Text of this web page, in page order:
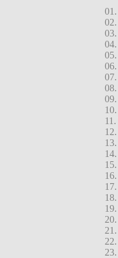
01.
02.
03.
04.
05.
06.
07.
08.
09.
10.
11.
12.
13.
14.
15.
16.
17.
18.
19.
20.
21.
22.
23.